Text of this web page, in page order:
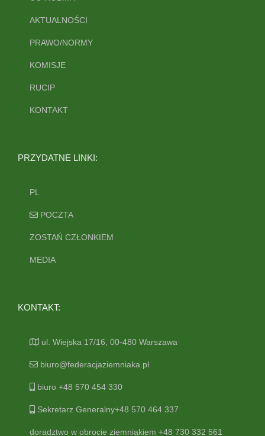
AKTUALNOŚCI
PRAWO/NORMY
KOMISJE
RUCIP
KONTAKT
PRZYDATNE LINKI:
PL
POCZTA
ZOSTAŃ CZŁONKIEM
MEDIA
KONTAKT:
ul. Wiejska 17/16, 00-480 Warszawa
biuro@federacjaziemniaka.pl
biuro +48 570 454 330
Sekretarz Generalny+48 570 464 337
doradztwo w obrocie ziemniakiem +48 730 332 561